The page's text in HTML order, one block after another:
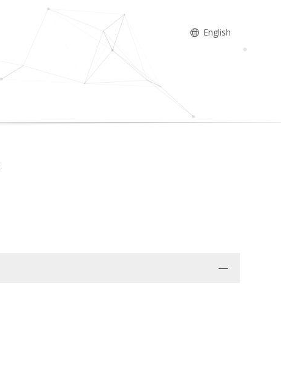
English